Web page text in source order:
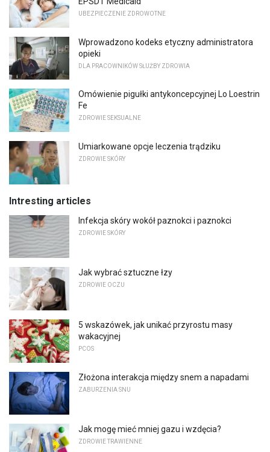
UBEZPIECZENIE ZDROWOTNE
Wprowadzono kodeks etyczny administratora
opieki
DLA PRACOWNIKÓW SŁUŻBY ZDROWIA
Omówienie pigułki antykoncepcyjnej Lo Loestrin
Fe
ZDROWIE SEKSUALNE
Umiarkowane opcje leczenia trądziku
ZDROWIE SKÓRY
Intresting articles
Infekcja skóry wokół paznokci i paznokci
ZDROWIE SKÓRY
Jak wybrać sztuczne łzy
ZDROWIE OCZU
5 wskazówek, jak unikać przyrostu masy
wakacyjnej
PCOS
Złożona interakcja między snem a napadami
ZABURZENIA SNU
Jak mogę mieć mniej gazu i wzdęcia?
ZDROWIE TRAWIENNE